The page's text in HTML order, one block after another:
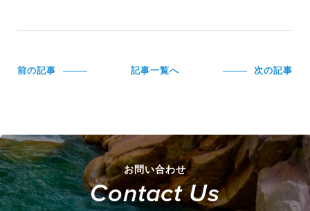
前の記事 記事一覧へ 次の記事
お問い合わせ
Contact Us